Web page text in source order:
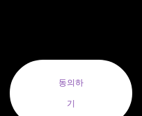
사업자번호 : 164-88-01413
CO. LTD.) 대표자: 오혁진
동의하
기